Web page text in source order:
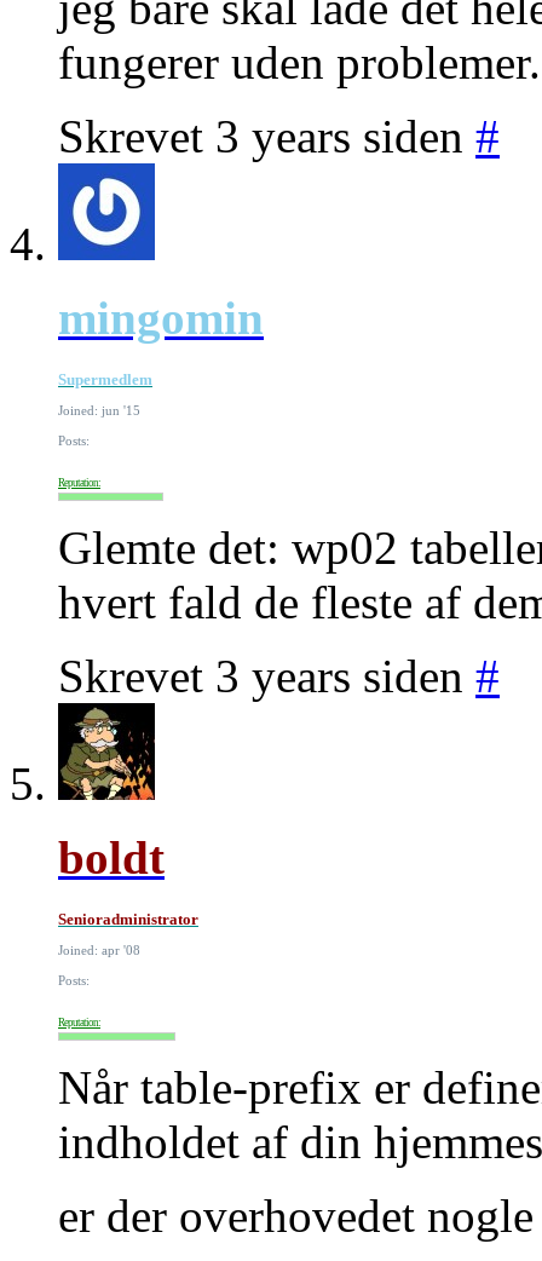
fungerer uden problemer.
Skrevet 3 years siden #
mingomin
Supermedlem
Joined: jun '15
Posts:
Reputation:
Glemte det: wp02
hvert fald de fleste af
Skrevet 3 years siden #
boldt
Senioradministrator
Joined: apr '08
Posts:
Reputation:
Når table-prefix er
indholdet af din
er der overhovedet